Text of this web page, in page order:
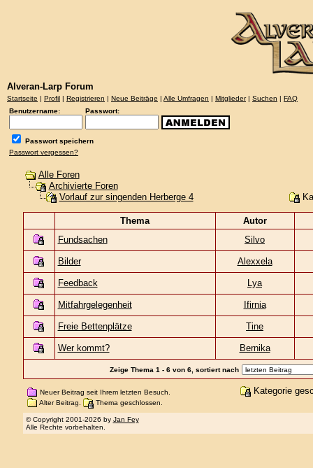
Alveran-Larp Forum
Startseite | Profil | Registrieren | Neue Beiträge | Alle Umfragen | Mitglieder| Suchen | FAQ
Benutzername:
Passwort:
Passwort speichern
Passwort vergessen?
Alle Foren
Archivierte Foren
Vorlauf zur singenden Herberge 4
Thema
Autor
Fundsachen
Silvo
Bilder Alexxela
Feedback Lya
Mitfahrgelegenheit Ifirnia
Freie Bettenplätze Tine
Wer kommt? Bernika
Zeige Thema 1 - 6 von 6, sortiert nach
Neuer Beitrag seit Ihrem letzten Besuch.
Alter Beitrag.
Thema geschlossen.
Kategorie
© Copyright 2001-2026 by Jan Fey
Alle Rechte vorbehalten.